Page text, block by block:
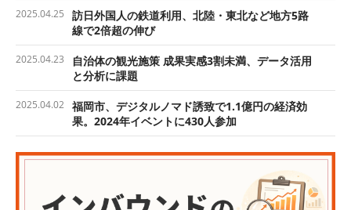
2025.04.25
訪日外国人の鉄道利用、北陸・東北など地方5路
線で2倍超の伸び
2025.04.23
自治体の観光施策 成果実感3割未満、データ活用
と分析に課題
2025.04.02 福岡市、デジタルノマド誘致で1.1億円の経済効
果。2024年イベントに430人参加